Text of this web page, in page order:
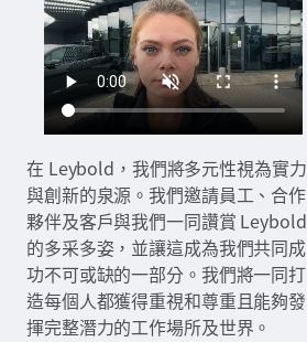
在 Leybold，我們將多元性視為實力
與創新的泉源。我們邀請員工、合作
夥伴及客戶與我們一同讚賞 Leybold
的多采多姿，並讓這成為我們共同成
功不可或缺的一部分。我們將一同打
造每個人都獲得重視和尊重且能夠發
揮完整潛力的工作場所及世界。